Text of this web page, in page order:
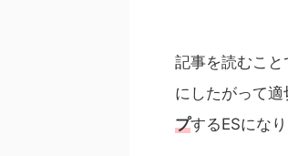
記事を読むこと
にしたがって適
プするESになり